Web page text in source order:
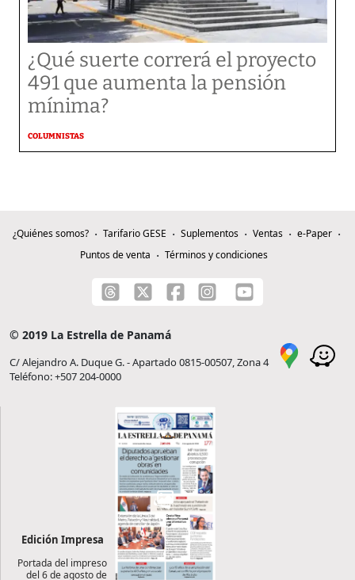
¿Qué suerte correrá el proyecto
491 que aumenta la pensión
mínima?
COLUMNISTAS
¿Quiénes somos? Tarifario GESE Suplementos Ventas
e-Paper
Puntos de venta
Términos y condiciones
© 2019 La Estrella de Panamá
C/ Alejandro A. Duque G. - Apartado 0815-00507, Zona 4
Teléfono: +507 204-0000
Edición Impresa
Portada del impreso
del 6 de agosto de